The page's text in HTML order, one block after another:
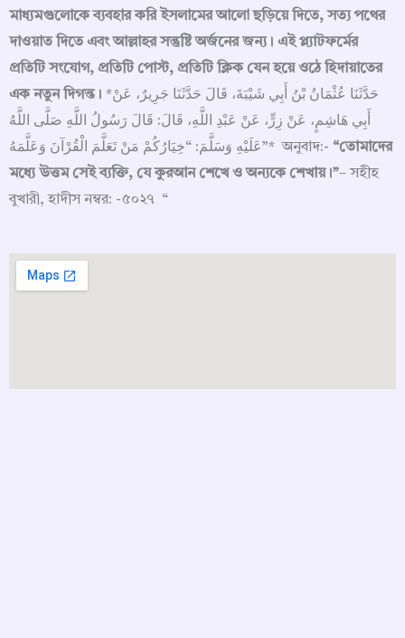
মাধ্যমগুলোকে ব্যবহার করি ইসলামের আলো ছড়িয়ে দিতে, সত্য পথের
দাওয়াত দিতে এবং আল্লাহর সন্তুষ্টি অর্জনের জন্য। এই প্ল্যাটফর্মের
প্রতিটি সংযোগ, প্রতিটি পোস্ট, প্রতিটি ক্লিক যেন হয়ে ওঠে হিদায়াতের
এক নতুন দিগন্ত।
*حَدَّثَنَا عُثْمَانُ بْنُ أَبِي شَيْبَةَ، قَالَ حَدَّثَنَا جَرِيرٌ، عَنْ
أَبِي هَاشِمٍ، عَنْ زِرٍّ، عَنْ عَبْدِ اللَّهِ، قَالَ: قَالَ رَسُولُ اللَّهِ صَلَّى اللَّهُ
عَلَيْهِ وَسَلَّمَ: “خِيَارُكُمْ مَنْ تَعَلَّمَ الْقُرْآنَ وَعَلَّمَهُ”* অনুবাদ:- “তোমাদের
মধ্যে উত্তম সেই ব্যক্তি, যে কুরআন শেখে ও অন্যকে শেখায়।”– সহীহ
বুখারী, হাদীস নম্বর: -৫০২৭ “